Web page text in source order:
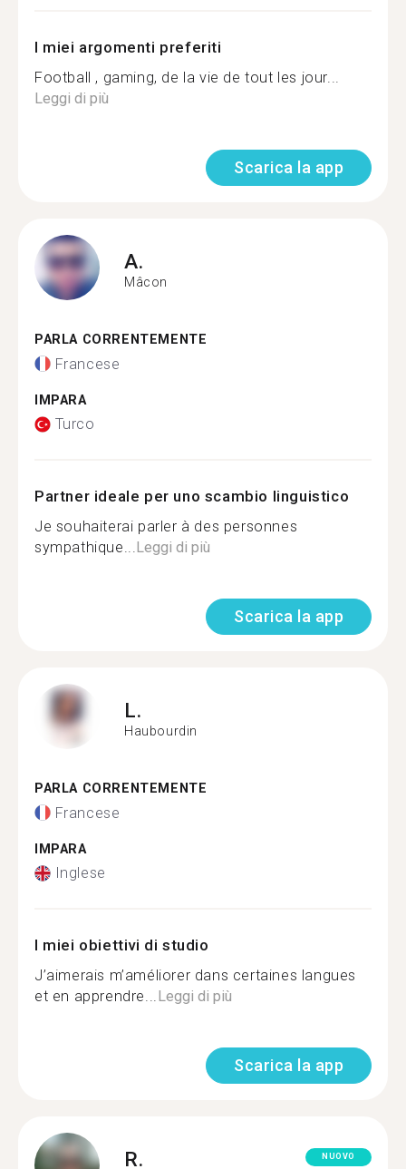
I miei argomenti preferiti
Football , gaming, de la vie de tout les jour...
Leggi di più
Scarica la app
A.
Mâcon
PARLA CORRENTEMENTE
Francese
IMPARA
Turco
Partner ideale per uno scambio linguistico
Je souhaiterai parler à des personnes
sympathique...Leggi di più
Scarica la app
L.
Haubourdin
PARLA CORRENTEMENTE
Francese
IMPARA
Inglese
I miei obiettivi di studio
J’aimerais m’améliorer dans certaines langues
et en apprendre...Leggi di più
Scarica la app
R. NUOVO